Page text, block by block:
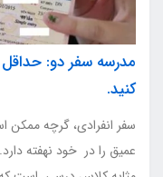
مدرسه سفر دو:
کنید.
سفر انفرادی، گرچه ممکن
عمیق را در خود نهفته